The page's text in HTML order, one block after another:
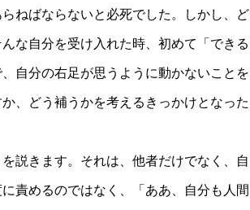
ねばならないと必死でした。しかし、ど
な自分を受け入れた時、初めて「できる
自分の右足が思うように動かないことを
、どう補うかを考えるきっかけとなった
説きます。それは、他者だけでなく、自
責めるのではなく、「ああ、自分も人間